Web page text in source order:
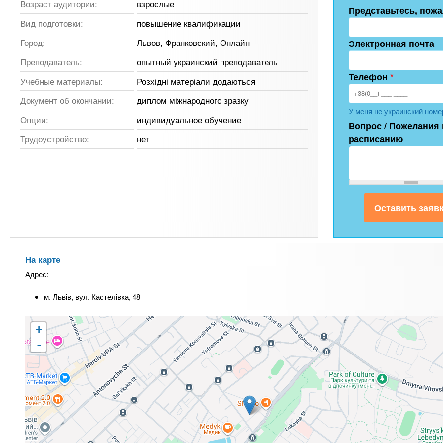
Возраст аудитории:
взрослые
Вид подготовки:
повышение квалификации
Город:
Львов, Франковский, Онлайн
Преподаватель:
опытный украинский преподаватель
Учебные материалы:
Розхідні матеріали додаються
Документ об окончании:
диплом міжнародного зразку
Опции:
индивидуальное обучение
Трудоустройство:
нет
Представьтесь,
Электронная почта
Телефон *
У меня не украинский
Вопрос / Пожелания
расписанию
На карте
Адрес:
м. Львів, вул. Кастелівка, 48
+
-